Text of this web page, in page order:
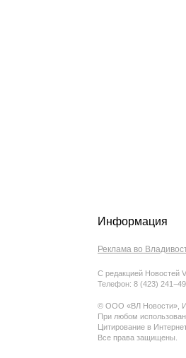
Информация
Реклама во
С редакцией Новостей
Телефон: 8 (423)
© ООО «ВЛ Новости»,
При любом
Цитирование в
Все права защищены.